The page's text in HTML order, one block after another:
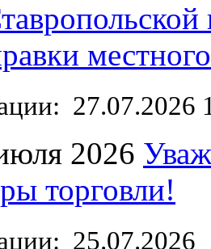
27.07.2026
2026
торговли!
25.07.2026